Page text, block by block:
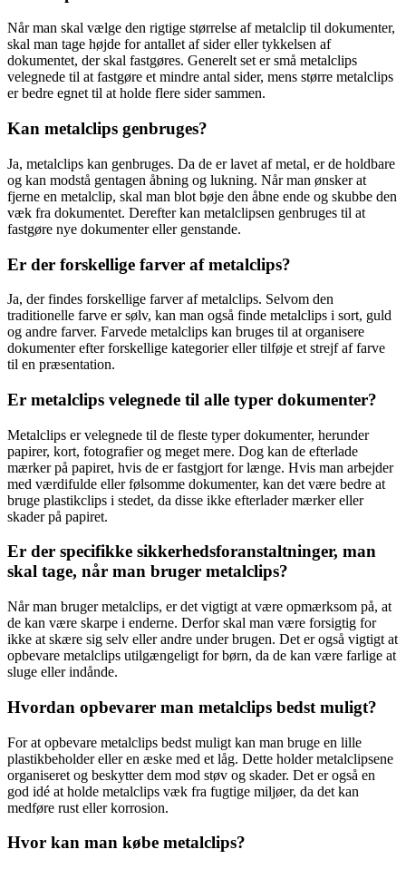
Når man skal vælge den rigtige størrelse af metalclip til dokumenter,
skal man tage højde for antallet af sider eller tykkelsen af
dokumentet, der skal fastgøres. Generelt set er små metalclips
velegnede til at fastgøre et mindre antal sider, mens større metalclips
er bedre egnet til at holde flere sider sammen.
Kan metalclips genbruges?
Ja, metalclips kan genbruges. Da de er lavet af metal, er de holdbare
og kan modstå gentagen åbning og lukning. Når man ønsker at
fjerne en metalclip, skal man blot bøje den åbne ende og skubbe den
væk fra dokumentet. Derefter kan metalclipsen genbruges til at
fastgøre nye dokumenter eller genstande.
Er der forskellige farver af metalclips?
Ja, der findes forskellige farver af metalclips. Selvom den
traditionelle farve er sølv, kan man også finde metalclips i sort, guld
og andre farver. Farvede metalclips kan bruges til at organisere
dokumenter efter forskellige kategorier eller tilføje et strejf af farve
til en præsentation.
Er metalclips velegnede til alle typer dokumenter?
Metalclips er velegnede til de fleste typer dokumenter, herunder
papirer, kort, fotografier og meget mere. Dog kan de efterlade
mærker på papiret, hvis de er fastgjort for længe. Hvis man arbejder
med værdifulde eller følsomme dokumenter, kan det være bedre at
bruge plastikclips i stedet, da disse ikke efterlader mærker eller
skader på papiret.
Er der specifikke sikkerhedsforanstaltninger, man
skal tage, når man bruger metalclips?
Når man bruger metalclips, er det vigtigt at være opmærksom på, at
de kan være skarpe i enderne. Derfor skal man være forsigtig for
ikke at skære sig selv eller andre under brugen. Det er også vigtigt at
opbevare metalclips utilgængeligt for børn, da de kan være farlige at
sluge eller indånde.
Hvordan opbevarer man metalclips bedst muligt?
For at opbevare metalclips bedst muligt kan man bruge en lille
plastikbeholder eller en æske med et låg. Dette holder metalclipsene
organiseret og beskytter dem mod støv og skader. Det er også en
god idé at holde metalclips væk fra fugtige miljøer, da det kan
medføre rust eller korrosion.
Hvor kan man købe metalclips?